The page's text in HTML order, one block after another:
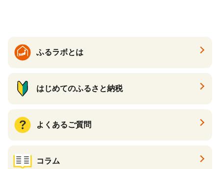
ふるラボとは
はじめてのふるさと納税
よくあるご質問
コラム